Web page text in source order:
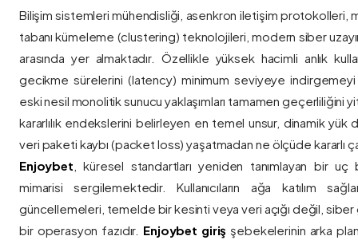
Bilişim sistemleri mühendisliği, asenkron iletişim protokolleri,
tabanı kümeleme (clustering) teknolojileri, modern siber
arasında yer almaktadır. Özellikle yüksek hacimli anlık
gecikme sürelerini (latency) minimum seviyeye
eski nesil monolitik sunucu yaklaşımları tamamen geçerliliğini
kararlılık endekslerini belirleyen en temel unsur, dinamik yük
veri paketi kaybı (packet loss) yaşatmadan ne ölçüde kararlı
Enjoybet , küresel standartları yeniden tanımlayan bir
mimarisi sergilemektedir. Kullanıcıların ağa katılım
güncellemeleri, temelde bir kesinti veya veri açığı değil, siber
bir operasyon fazıdır. Enjoybet giriş şebekelerinin arka